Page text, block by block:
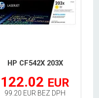
HP CF542X 203X
122.02 EUR
99.20 EUR BEZ DPH